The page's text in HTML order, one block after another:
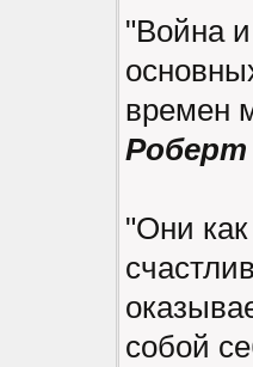
"Война
времен
"Они
собой